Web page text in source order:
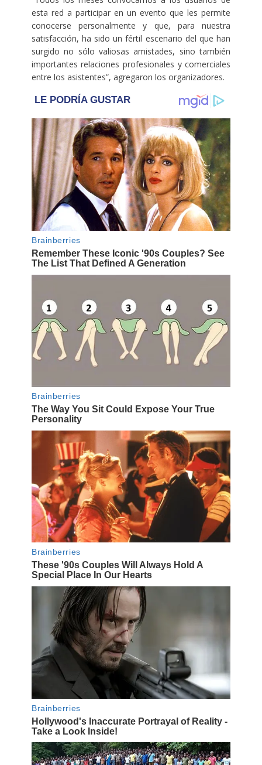
esta red a participar en un evento que les permite
conocerse personalmente y que, para nuestra
satisfacción, ha sido un fértil escenario del que han
surgido no sólo valiosas amistades, sino también
importantes relaciones profesionales y comerciales
entre los asistentes”, agregaron los organizadores.